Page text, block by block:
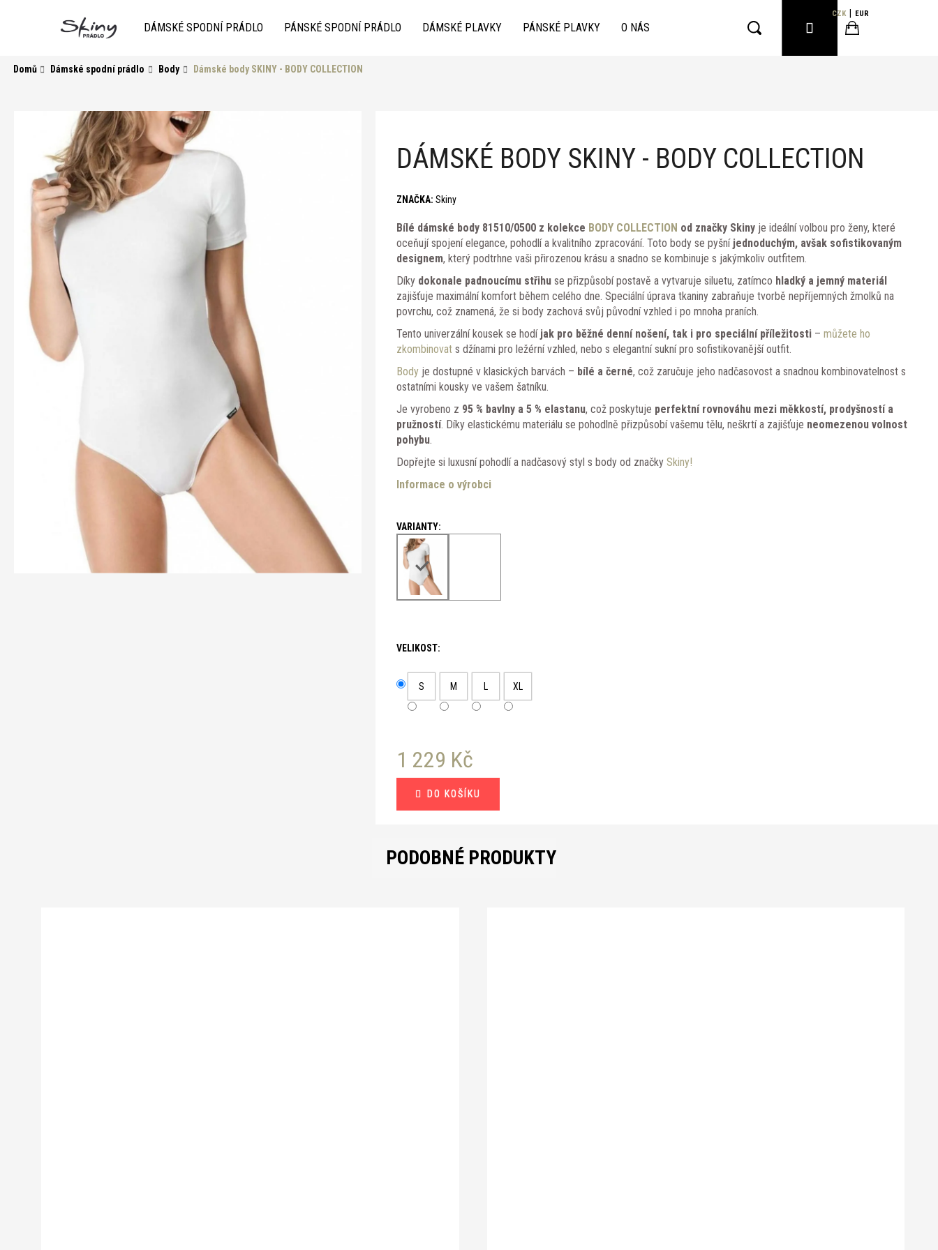
DÁMSKÉ SPODNÍ PRÁDLO PÁNSKÉ SPODNÍ PRÁDLO DÁMSKÉ PLAVKY PÁNSKÉ PLAVKY O NÁS
CZK EUR
PŘIHLÁŠENÍ
Domů Dámské spodní prádlo Body Dámské body SKINY - BODY COLLECTION
DÁMSKÉ BODY SKINY - BODY COLLECTION
VELIKOST:
S M L XL
1 229 Kč
cena:
DO KOŠÍKU
ZNAČKA: Skiny
Bílé dámské body 81510/0500 z kolekce BODY COLLECTION od značky Skinyje ideální volbou pro ženy, které
oceňují spojení elegance, pohodlí a kvalitního zpracování. Toto body se pyšní jednoduchým, avšak sofistikovaným
designem, který podtrhne vaši přirozenou krásu a snadno se kombinuje s jakýmkoliv outfitem.
Díky dokonale padnoucímu střihuse přizpůsobí postavě a vytvaruje siluetu, zatímco hladký a jemný materiál
zajišťuje maximální komfort během celého dne. Speciální úprava tkaniny zabraňuje tvorbě nepříjemných žmolků na
povrchu, což znamená, že si body zachová svůj původní vzhled i po mnoha praních.
Tento univerzální kousek se hodí jak pro běžné denní nošení, tak i pro speciální příležitosti– můžete ho
zkombinovats džínami pro ležérní vzhled, nebo s elegantní sukní pro sofistikovanější outfit.
Bodyje dostupné v klasických barvách – bílé a černé, což zaručuje jeho nadčasovost a snadnou kombinovatelnost s
ostatními kousky ve vašem šatníku.
Je vyrobeno z 95 % bavlny a 5 % elastanu, což poskytuje perfektní rovnováhu mezi měkkostí, prodyšností a
pružností. Díky elastickému materiálu se pohodlně přizpůsobí vašemu tělu, neškrtí a zajišťuje neomezenou volnost
pohybu.
Dopřejte si luxusní pohodlí a nadčasový styl s body od značky Skiny!
Informace o výrobci
PODOBNÉ PRODUKTY
Zpět
obchodu
Zpětdo
HLEDAT
Doporučujeme